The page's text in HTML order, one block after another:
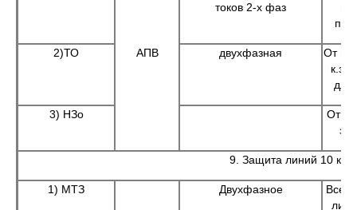
АПВ
токов 2-х фаз
2)ТО двухфазная
От
к.з.
3) НЗо
От
9. Защита линий 10 кВ
1) МТЗ Двухфазное
Все